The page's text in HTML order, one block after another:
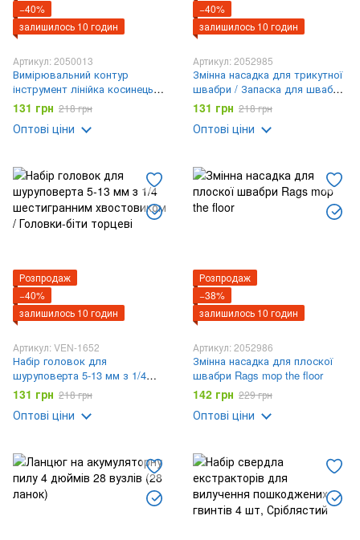
−40%
залишилось 10 годин
Артикул: 2050013
Вимірювальний контур
інструмент лінійка косинець
Wolfcraft Irregular Ruler
131 грн 218 грн
Оптові ціни
−40%
залишилось 10 годин
Артикул: 2052985
Змінна насадка для трикутної
швабри / Запаска для швабри
26×23см
131 грн 218 грн
Оптові ціни
Розпродаж
−40%
залишилось 10 годин
Артикул: VEN-1652
Набір головок для
шуруповерта 5-13 мм з 1/4
шестигранним хвостовиком /
Головки-біти торцеві
131 грн 218 грн
Оптові ціни
Розпродаж
−38%
залишилось 10 годин
Артикул: 2052986
Змінна насадка для плоскої
швабри Rags mop the floor
142 грн 229 грн
Оптові ціни